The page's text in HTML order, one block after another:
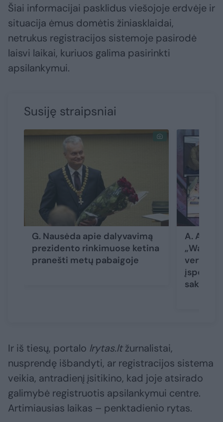
Šiai informacijai pasklidus viešojoje erdvėje ir
situacija ėmus domėtis žiniasklaidai,
netrukus registracijos sistemoje pasirodė
laisvi laikai, kuriuos galima pasirinkti
apsilankymui.
Susiję straipsniai
G. Nausėda apie dalyvavimą
prezidento rinkimuose ketina
pranešti metų pabaigoje
A.
sako
Ir iš tiesų, portalo lrytas.ltžurnalistai,
nusprendę išbandyti, ar registracijos sistema
veikia, antradienį įsitikino, kad joje atsirado
galimybė registruotis apsilankymui centre.
Artimiausias laikas – penktadienio rytas.